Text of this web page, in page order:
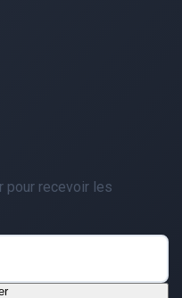
pour recevoir les